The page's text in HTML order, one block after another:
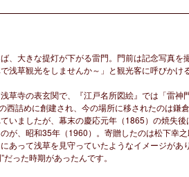
、大きな提灯が下がる雷門。門前は記念写真を
浅草観光をしませんか～」と観光客に呼びか
草寺の表玄関で、『江戸名所図絵』では「雷
西詰めに創建され、今の場所に移されたのは鎌
いましたが、幕末の慶応元年（1865）の焼失後
が、昭和35年（1960）。寄贈したのは松下幸之
あって浅草を見守っていたようなイメージが
った時期があったんです。